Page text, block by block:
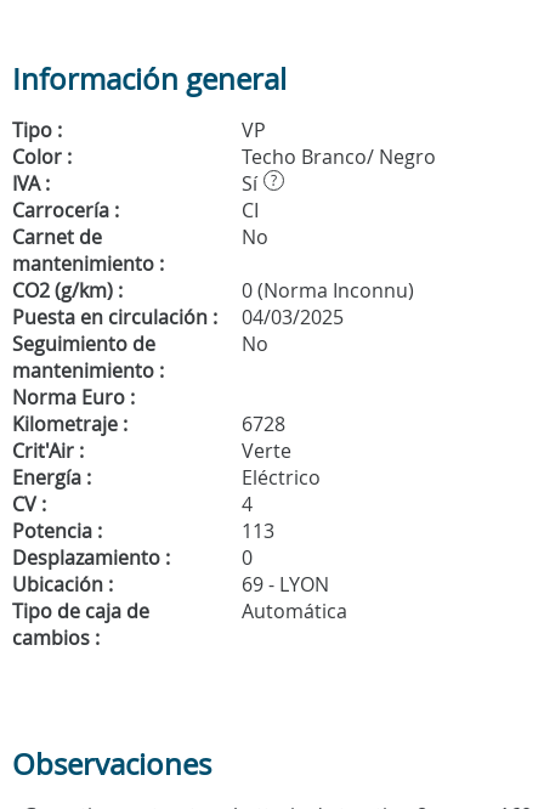
Información general
Tipo :
VP
Color :
Techo Branco/ Negro
IVA :
Sí ?
Carrocería :
CI
Carnet de
mantenimiento :
No
CO2 (g/km) :
0 (Norma Inconnu)
Puesta en circulación :
04/03/2025
Seguimiento de
mantenimiento :
No
Norma Euro :
Kilometraje :
6728
Crit'Air :
Verte
Energía :
Eléctrico
CV :
4
Potencia :
113
Desplazamiento :
0
Ubicación :
69 - LYON
Tipo de caja de
cambios :
Automática
Observaciones